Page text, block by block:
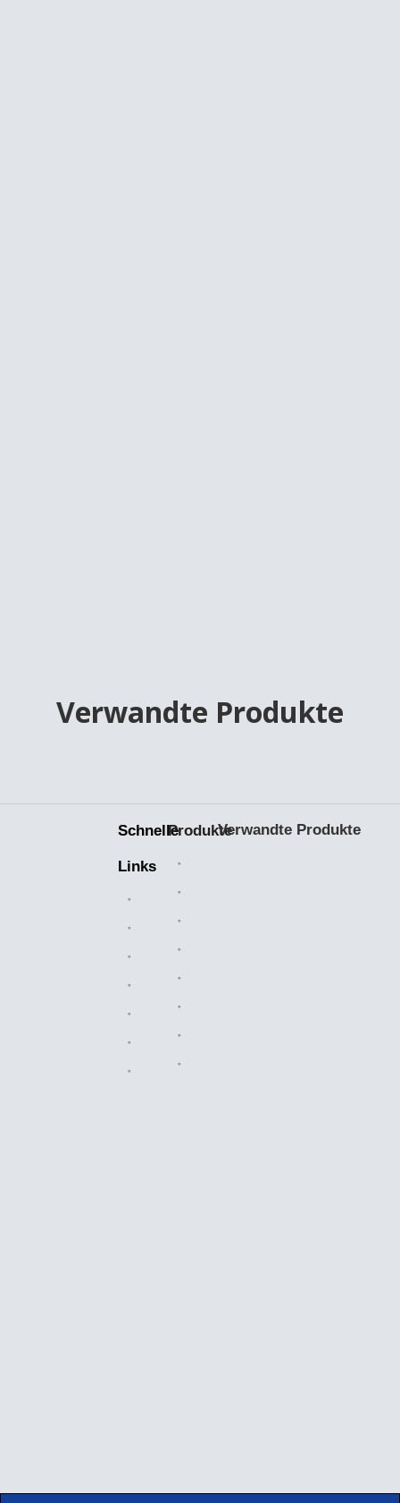
Verwandte Produkte
Schnelle
Links
Branchenlösungen
Über uns
Verkaufsmarkt
Herstellung
Nachricht
Kontaktiere uns
ProdukteVerwandte Produkte